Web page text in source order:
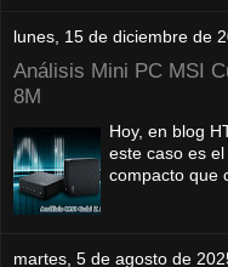
lunes, 15 de diciembre de
Análisis Mini PC MSI
8M
Hoy, en blog
este caso es
compacto que
martes, 5 de agosto de